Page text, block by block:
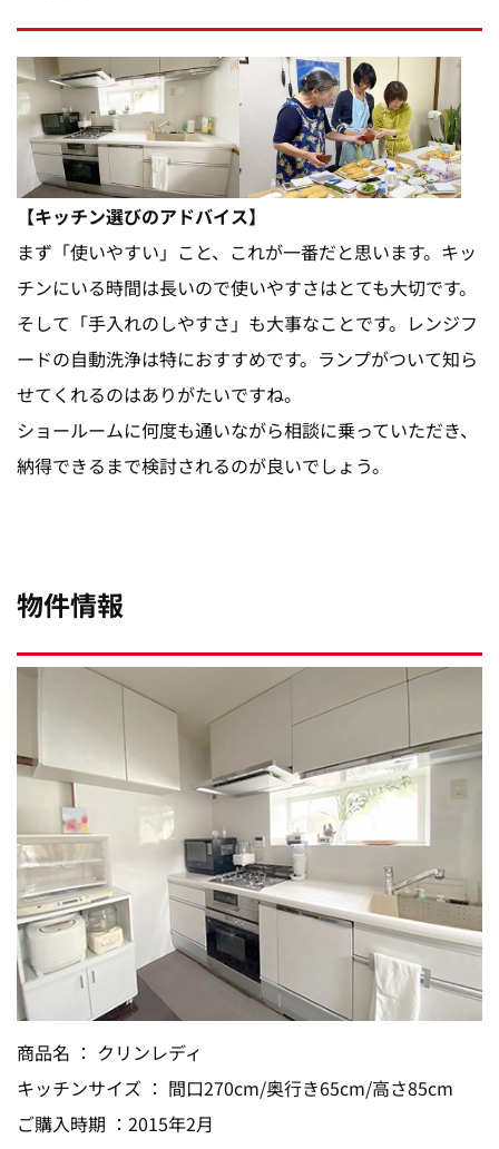
【キッチン選びのアドバイス】
まず「使いやすい」こと、これが一番だと思います。キッ
チンにいる時間は長いので使いやすさはとても大切です。
そして「手入れのしやすさ」も大事なことです。レンジフ
ードの自動洗浄は特におすすめです。ランプがついて知ら
せてくれるのはありがたいですね。
ショールームに何度も通いながら相談に乗っていただき、
納得できるまで検討されるのが良いでしょう。
物件情報
商品名 ： クリンレディ
キッチンサイズ ： 間口270cm/奥行き65cm/高さ85cm
ご購入時期 ：2015年2月